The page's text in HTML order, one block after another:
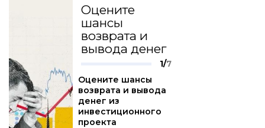
Оцените
шансы
возврата и
вывода денег
1/7
Оцените шансы
возврата и вывода
денег из
инвестиционного
проекта